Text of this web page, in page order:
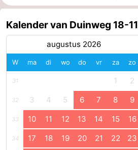
Kalender van Duinweg 18-11
augustus 2026
W ma di wo do vr za zo
31 1 2
32 3 4 5 6 7 8 9
33 10 11 12 13 14 15 16
34 17 18 19 20 21 22 23